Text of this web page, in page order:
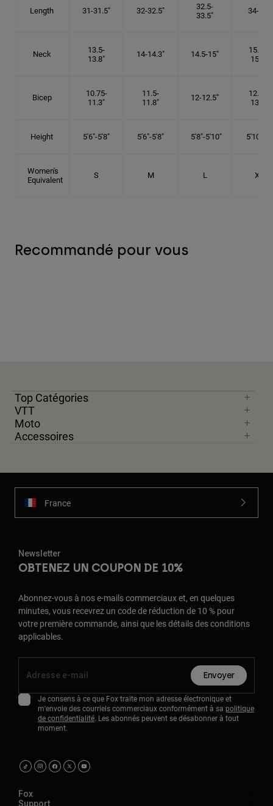
Length 31-31.5" 32-32.5"
32.5-
33.5"
34-35"
Neck
13.5-
13.8"
14-14.3" 14.5-15"
15.25-
15.5"
Bicep
10.75-
11.3"
11.5-
11.8"
12-12.5"
12.75-
13.3"
Height 5'6"-5'8" 5'6"-5'8" 5'8"-5'10" 5'10"- 6'
Women's
Equivalent
S M L XL
Recommandé pour vous
Top Catégories
VTT
Moto
Accessoires
France
Newsletter
OBTENEZ UN COUPON DE 10%
Abonnez-vous à nos e-mails commerciaux et, en quelques
minutes, vous recevrez un code de réduction de 10 % pour
votre première commande, ainsi que les détails des conditions
applicables.
Envoyer
Je consens à ce que Fox traite mon adresse électronique et
m'envoie des courriels commerciaux conformément à sa politique
de confidentialité. Les abonnés peuvent se désabonner à tout
moment.
Fox
Support